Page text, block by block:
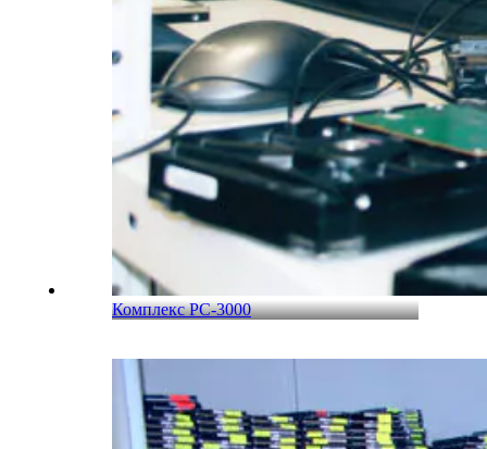
Комплекс PC-3000